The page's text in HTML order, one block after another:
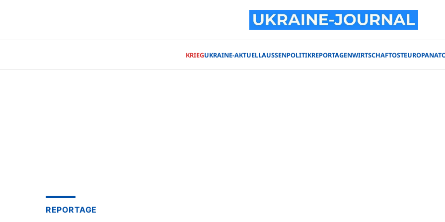
KRIEGUKRAINE-AKTUELLAUSSENPOLITIK REPORTAGENWIRTSCHAFTOSTEUROPA
REPORTAGE